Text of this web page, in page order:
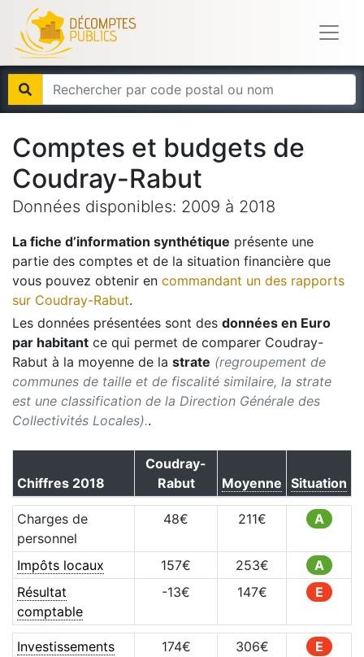
Comptes et budgets de
Coudray-Rabut
Données disponibles: 2009 à 2018
La fiche d’information synthétique présente une
partie des comptes et de la situation financière que
vous pouvez obtenir en commandant un des rapports
sur Coudray-Rabut.
Les données présentées sont des données en Euro
par habitant ce qui permet de comparer Coudray-
Rabut à la moyenne de la strate (regroupement de
communes de taille et de fiscalité similaire, la strate
est une classification de la Direction Générale des
Collectivités Locales)..
Chiffres 2018
Coudray-
Rabut
Moyenne Situation
Charges de
personnel
48€ 211€ A
Impôts locaux 157€ 253€
A
Résultat
comptable
-13€ 147€ E
Investissements 174€ 306€
E